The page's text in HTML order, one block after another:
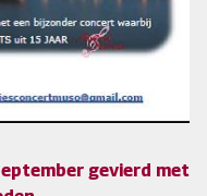
gevierd met